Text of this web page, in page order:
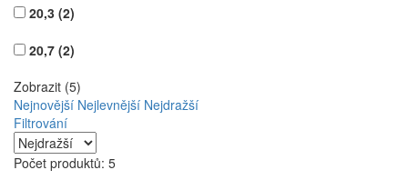
20,3 (2)
20,7 (2)
Zobrazit (5)
Nejnovější Nejlevnější Nejdražší
Filtrování
Počet produktů: 5